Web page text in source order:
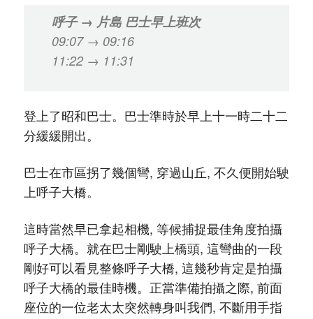
呼子 → 片島 巴士早上班次
09:07 → 09:16
11:22 → 11:31
登上了昭和巴士。巴士準時於早上十一時二十二
分緩緩開出。
巴士在市區拐了幾個彎, 穿過山丘, 不久便開始駛
上呼子大橋。
這時當然早已拿起相機, 等候捕捉最佳角度拍攝
呼子大橋。就在巴士剛駛上橋頭, 這彎曲的一段
剛好可以看見整條呼子大橋, 這幾秒肯定是拍攝
呼子大橋的最佳時機。正當準備拍攝之際, 前面
座位的一位老太太突然轉身叫我們, 不斷用手指